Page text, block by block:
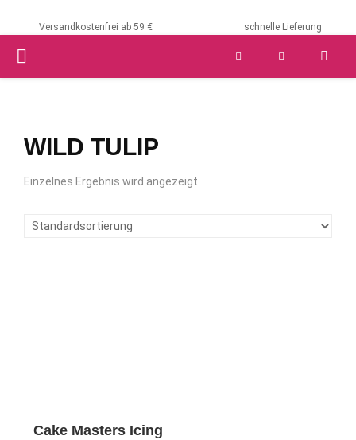
Versandkostenfrei ab 59 € schnelle Lieferung
PRIMARY
WILD TULIP
Einzelnes Ergebnis wird angezeigt
Cake Masters Icing